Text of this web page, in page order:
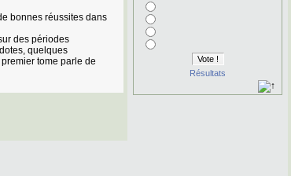
bonnes réussites dans
des périodes
quelques
tome parle de
Vote !
Résultats